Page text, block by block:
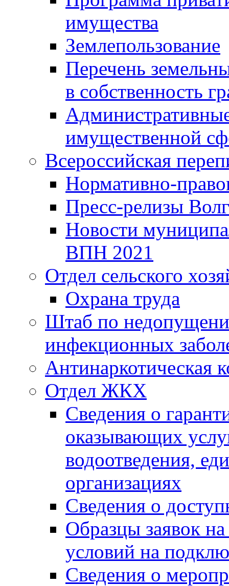
имущества
Землепользование
Перечень
в собственность
имущественной
Всероссийская
Нормативно-
Пресс-релизы
Новости
ВПН 2021
Отдел сельского
Охрана труда
Штаб по
инфекционных
Антинаркотическая
Отдел ЖКХ
Сведения о
оказывающих
водоотведения,
организациях
Сведения о
Образцы заявок
условий на
Сведения о